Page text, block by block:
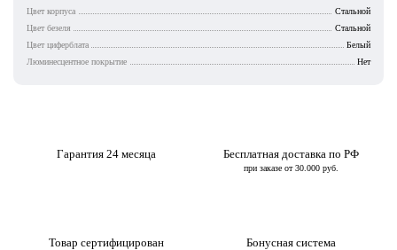
Цвет корпуса
Стальной
Цвет безеля
Стальной
Цвет циферблата
Белый
Люминесцентное покрытие
Нет
Гарантия 24 месяца Бесплатная доставка по РФ
при заказе от 30.000 руб.
Товар сертифицирован Бонусная система